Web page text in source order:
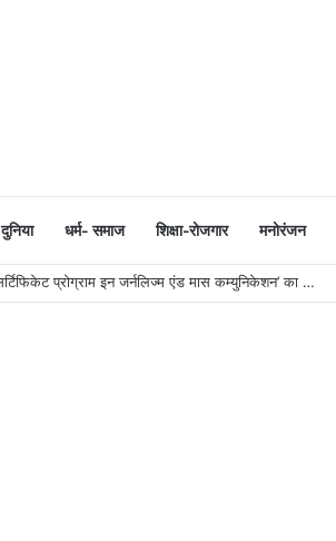
दुनिया धर्म- समाज शिक्षा-रोजगार मनोरंजन
सूरत : VNSGU में एक वर्षीय ‘सर्टिफिकेट प्रोग्राम इन जर्नलिज्म एंड मास कम्युनिकेशन’ का शुभारंभ